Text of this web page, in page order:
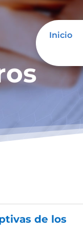
Inicio
de los